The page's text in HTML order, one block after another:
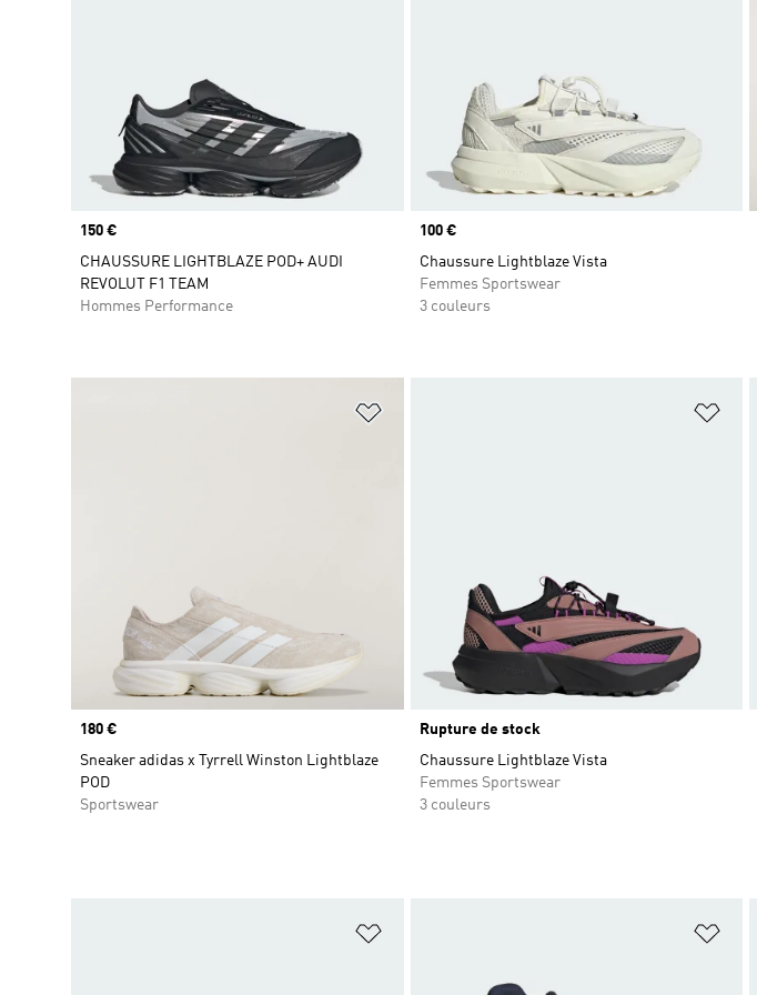
Prix
150 €
CHAUSSURE LIGHTBLAZE POD+ AUDI
REVOLUT F1 TEAM
Hommes Performance
Prix
100 €
Chaussure Lightblaze Vista
Femmes Sportswear
3 couleurs
Prix
180 €
Sneaker adidas x Tyrrell Winston Lightblaze
POD
Sportswear
Rupture de stock
Chaussure Lightblaze Vista
Femmes Sportswear
3 couleurs